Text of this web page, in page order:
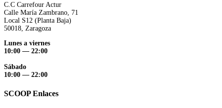
C.C Carrefour Actur
Calle María Zambrano, 71
Local S12 (Planta Baja)
50018, Zaragoza
Lunes a viernes
10:00 — 22:00
Sábado
10:00 — 22:00
SCOOP Enlaces